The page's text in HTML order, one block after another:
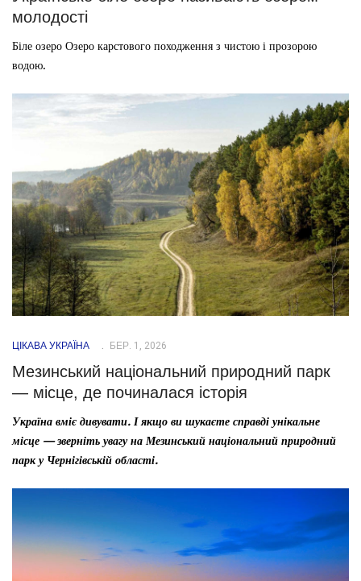
молодості
Біле озеро Озеро карстового походження з чистою і прозорою
водою.
ЦІКАВА УКРАЇНА БЕР. 1, 2026
Мезинський національний природний парк
— місце, де починалася історія
Україна вміє дивувати. І якщо ви шукаєте справді унікальне
місце — зверніть увагу на Мезинський національний природний
парк у Чернігівській області.